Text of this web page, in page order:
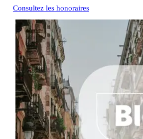
Consultez les honoraires